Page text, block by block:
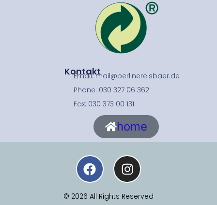
Kontakt
Email: mail@berlinereisbaer.de
Phone: 030 327 06 362
Fax: 030 373 00 131
home
© 2026 All Rights Reserved